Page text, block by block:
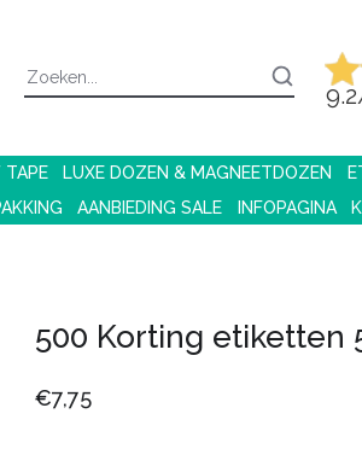
TAPE LUXE DOZEN & MAGNEETDOZEN
AANBIEDING SALE INFOPAGINA
500 Korting etiketten
€7,75